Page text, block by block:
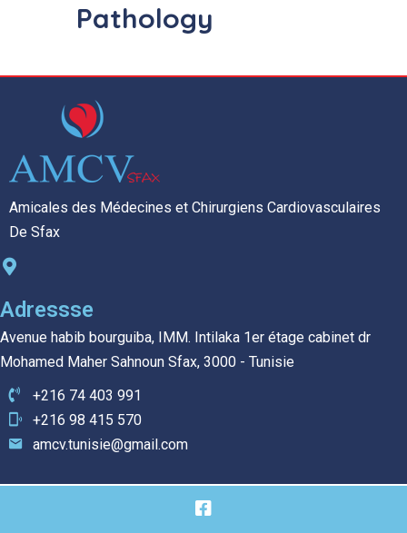
Pathology
Amicales des Médecines et Chirurgiens Cardiovasculaires
De Sfax
Adressse
Avenue habib bourguiba, IMM. Intilaka 1er étage cabinet dr
Mohamed Maher Sahnoun Sfax, 3000 - Tunisie
+216 74 403 991
+216 98 415 570
amcv.tunisie@gmail.com